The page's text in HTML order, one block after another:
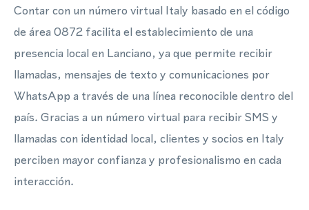
Contar con un número virtual Italy basado en el código
de área 0872 facilita el establecimiento de una
presencia local en Lanciano, ya que permite recibir
llamadas, mensajes de texto y comunicaciones por
WhatsApp a través de una línea reconocible dentro del
país. Gracias a un número virtual para recibir SMS y
llamadas con identidad local, clientes y socios en Italy
perciben mayor confianza y profesionalismo en cada
interacción.